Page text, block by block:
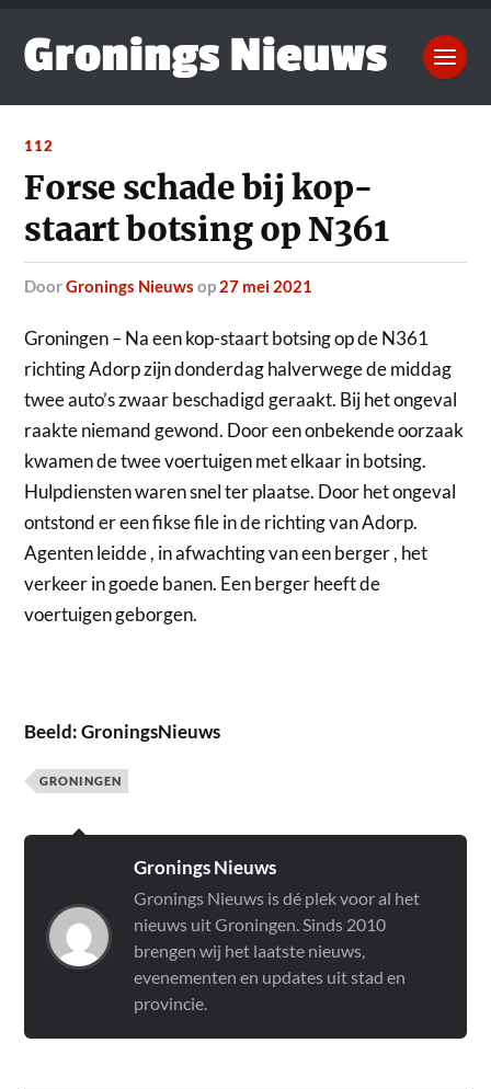
112
Forse schade bij kop-
staart botsing op N361
doorGronings Nieuws op 27 mei 2021
Groningen – Na een kop-staart botsing op de N361
richting Adorp zijn donderdag halverwege de middag
twee auto’s zwaar beschadigd geraakt. Bij het ongeval
raakte niemand gewond. Door een onbekende oorzaak
kwamen de twee voertuigen met elkaar in botsing.
Hulpdiensten waren snel ter plaatse. Door het ongeval
ontstond er een fikse file in de richting van Adorp.
Agenten leidde , in afwachting van een berger , het
verkeer in goede banen. Een berger heeft de
voertuigen geborgen.
Beeld: GroningsNieuws
GRONINGEN
Gronings Nieuws
Gronings Nieuws is dé plek voor al het
nieuws uit Groningen. Sinds 2010
brengen wij het laatste nieuws,
evenementen en updates uit stad en
provincie.